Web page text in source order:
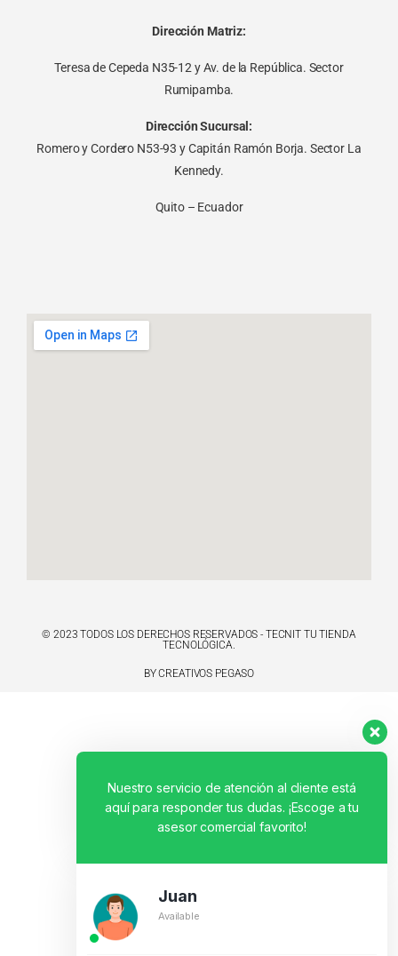
Dirección Matriz:
Teresa de Cepeda N35-12 y Av. de la República. Sector
Rumipamba.
Dirección Sucursal:
Romero y Cordero N53-93 y Capitán Ramón Borja. Sector La
Kennedy.
Quito – Ecuador
© 2023 TODOS LOS DERECHOS RESERVADOS - TECNIT TU TIENDA
TECNOLÓGICA.
BY CREATIVOS PEGASO
Nuestro servicio de atención al cliente está
aquí para responder tus dudas. ¡Escoge a tu
asesor comercial favorito!
Juan
Available